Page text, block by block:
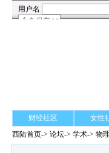
财经社区 女性
西陆首页->论坛->学术-> 物